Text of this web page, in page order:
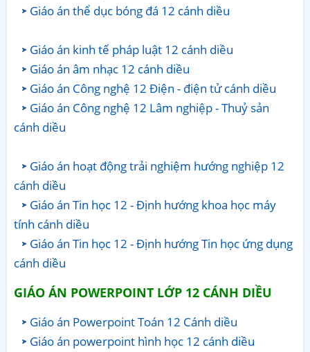
Giáo án thể dục bóng đá 12 cánh diều
Giáo án kinh tế pháp luật 12 cánh diều
Giáo án âm nhạc 12 cánh diều
Giáo án Công nghệ 12 Điện - điện tử cánh diều
Giáo án Công nghệ 12 Lâm nghiệp - Thuỷ sản
cánh diều
Giáo án hoạt động trải nghiệm hướng nghiệp 12
cánh diều
Giáo án Tin học 12 - Định hướng khoa học máy
tính cánh diều
Giáo án Tin học 12 - Định hướng Tin học ứng dụng
cánh diều
GIÁO ÁN POWERPOINT LỚP 12 CÁNH DIỀU
Giáo án Powerpoint Toán 12 Cánh diều
Giáo án powerpoint hình học 12 cánh diều